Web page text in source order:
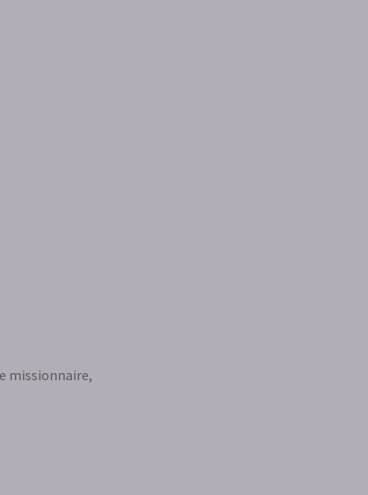
missionnaire,